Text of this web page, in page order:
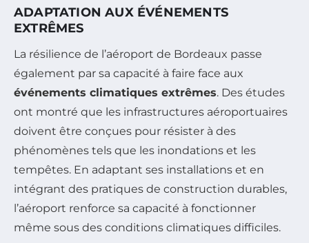
ADAPTATION AUX ÉVÉNEMENTS
EXTRÊMES
La résilience de l’aéroport de Bordeaux passe
également par sa capacité à faire face aux
événements climatiques extrêmes. Des études
ont montré que les infrastructures aéroportuaires
doivent être conçues pour résister à des
phénomènes tels que les inondations et les
tempêtes. En adaptant ses installations et en
intégrant des pratiques de construction durables,
l’aéroport renforce sa capacité à fonctionner
même sous des conditions climatiques difficiles.